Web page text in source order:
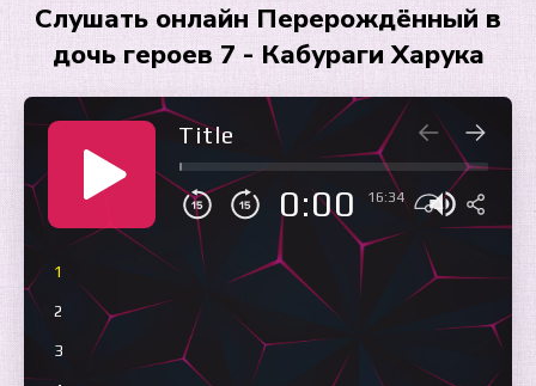
Слушать онлайн Перерождённый в
дочь героев 7 - Кабураги Харука
Title
0:00 16:34
1
2
3